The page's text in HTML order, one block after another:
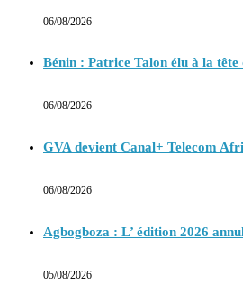
06/08/2026
Bénin : Patrice Talon élu à la tête
06/08/2026
GVA devient Canal+ Telecom
06/08/2026
Agbogboza : L’ édition 2026
05/08/2026